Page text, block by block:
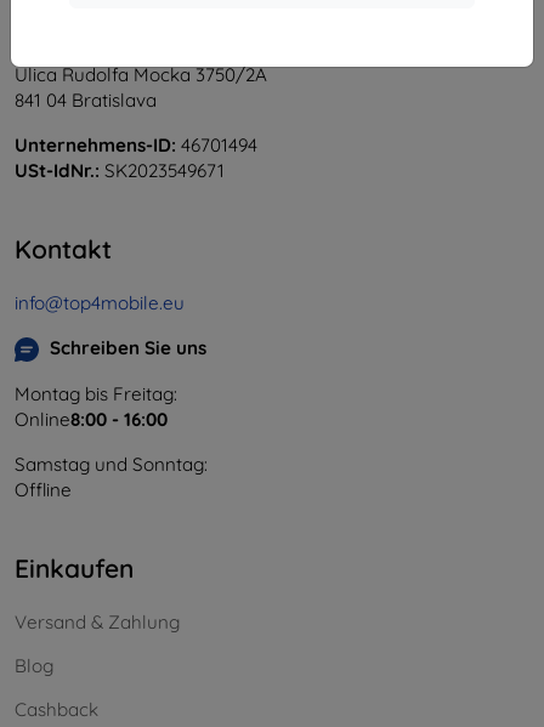
Ulica Rudolfa Mocka 3750/2A
841 04 Bratislava
Unternehmens-ID: 46701494
USt-IdNr.: SK2023549671
Kontakt
info@top4mobile.eu
Schreiben Sie uns
Montag bis Freitag:
Online8:00 - 16:00
Samstag und Sonntag:
Offline
Einkaufen
Versand & Zahlung
Blog
Cashback